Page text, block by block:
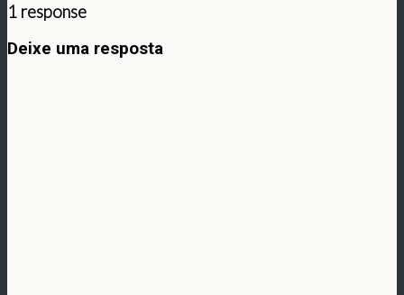
1 response
Deixe uma resposta